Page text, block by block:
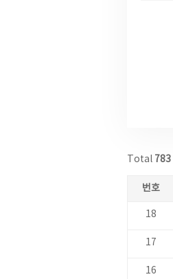
Total 783
번호
18
17
16